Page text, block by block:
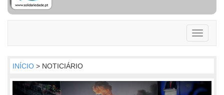
Toggle
INÍCIO > NOTICIÁRIO